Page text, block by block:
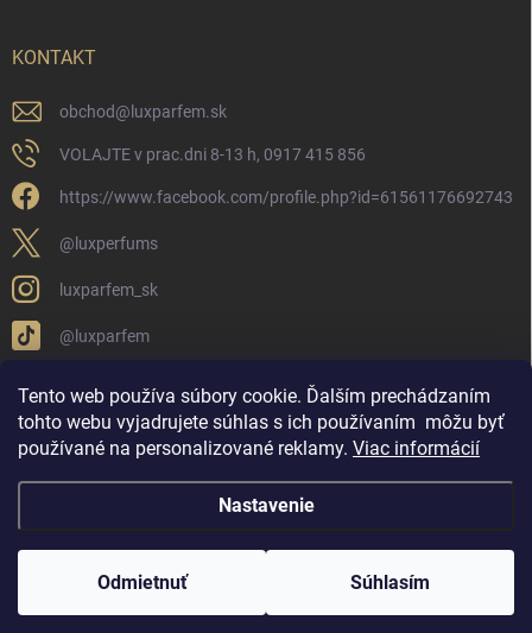
Tento web používa súbory cookie. Ďalším prechádzaním
tohto webu vyjadrujete súhlas s ich používaním môžu byť
používané na personalizované reklamy. Viac informácií
Nastavenie
Odmietnuť Súhlasím
KONTAKT
obchod@ luxparfem.sk
VOLAJTE v prac.dni 8-13 h, 0917 415 856
https://www.facebook.com/profile.php?id=61561176692743
@luxperfums
luxparfem_sk
@luxparfem
LUX PARFÉM NOVÁKY
Lux Parfém Skupina na FB
Lux Parfum - Česká Republika
Lux Parfumok - Hungary
Vytvoril Shoptet
Copyright 2026LUX PARFÉM. Všetky práva vyhradené.Upraviť nastavenie